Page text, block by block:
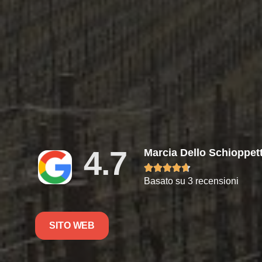
4.7 Marcia Dello

Basato su 3 recensioni
SITO WEB